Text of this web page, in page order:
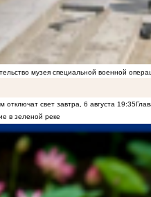
музея специальной военной
свет завтра, 6 августа 19:35
в зеленой реке